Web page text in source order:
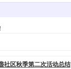
社区秋季第二次活动总结